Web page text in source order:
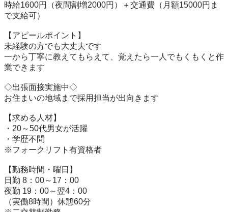
時給1600円（夜間割増2000円）＋交通費（月額15000円ま
で支給可）
【アピールポイント】
未経験の方でも大丈夫です
一から丁寧に教えてもらえて、覚えたら一人でもくもくと作
業できます
◇出張面接実施中◇
お住まいの地域まで採用担当が出向きます
【求める人材】
・20～50代男女が活躍
・学歴不問
※フォークリフト有資格者
【勤務時間・曜日】
日勤 8：00～17：00
夜勤 19：00～翌4：00
（実働8時間）休憩60分